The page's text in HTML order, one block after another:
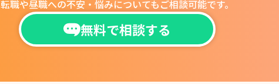
転職や昼職への不安・悩みについてもご相談可能です。
無料で相談する